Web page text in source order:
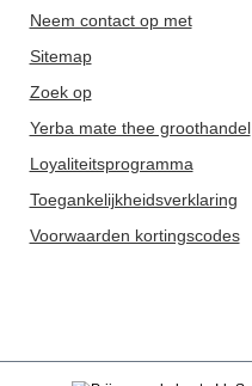
Neem contact op met
Sitemap
Zoek op
Yerba mate thee groothandel
Loyaliteitsprogramma
Toegankelijkheidsverklaring
Voorwaarden kortingscodes